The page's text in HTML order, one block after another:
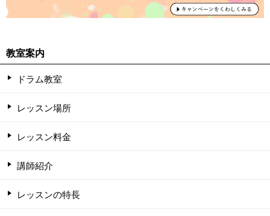
教室案内
ドラム教室
レッスン場所
レッスン料金
講師紹介
レッスンの特長